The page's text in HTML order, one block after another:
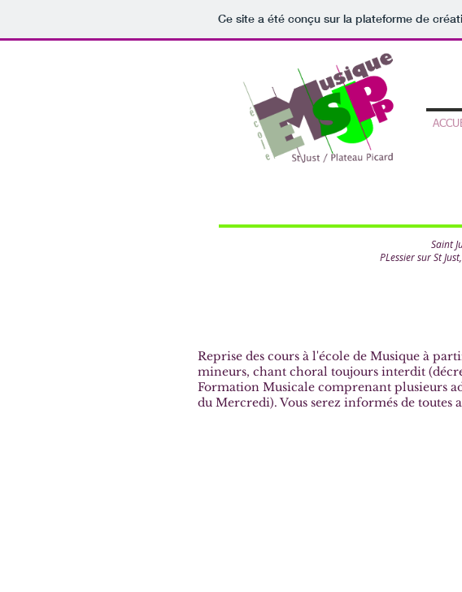
Ce site a été conçu sur la plateforme de
Saint Just en
PLessier sur St
Reprise des cours à l'école de Musique à
mineurs, chant choral toujours interdit
Formation Musicale comprenant plusieurs
du Mercredi). Vous serez informés de toutes